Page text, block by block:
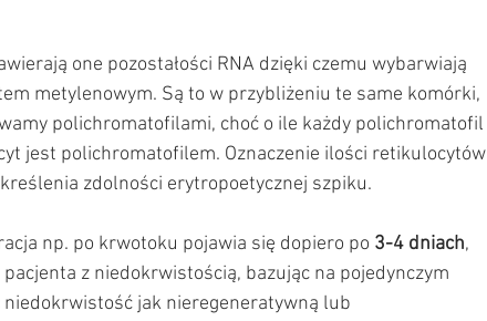
one pozostałości RNA dzięki czemu wybarwiają
metylenowym. Są to w przybliżeniu te same komórki,
polichromatofilami, choć o ile każdy polichromatofil
jest polichromatofilem. Oznaczenie ilości retikulocytów
zdolności erytropoetycznej szpiku.
np. po krwotoku pojawia się dopiero po 3-4 dniach,
z niedokrwistością, bazując na pojedynczym
jak nieregeneratywną lub